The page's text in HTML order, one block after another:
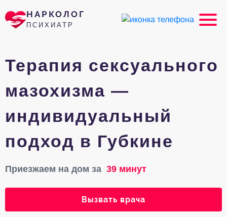
НАРКОЛОГ
ПСИХИАТР
Терапия сексуального
мазохизма —
индивидуальный
подход в Губкине
Приезжаем на дом за 39 минут
Вызвать врача